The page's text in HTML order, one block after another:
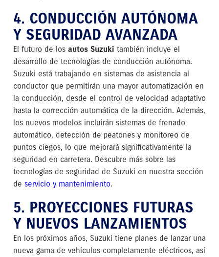
4. CONDUCCIÓN AUTÓNOMA
Y SEGURIDAD AVANZADA
El futuro de los autos Suzuki también incluye el
desarrollo de tecnologías de conducción autónoma.
Suzuki está trabajando en sistemas de asistencia al
conductor que permitirán una mayor automatización en
la conducción, desde el control de velocidad adaptativo
hasta la corrección automática de la dirección. Además,
los nuevos modelos incluirán sistemas de frenado
automático, detección de peatones y monitoreo de
puntos ciegos, lo que mejorará significativamente la
seguridad en carretera. Descubre más sobre las
tecnologías de seguridad de Suzuki en nuestra sección
de servicio y mantenimiento.
5. PROYECCIONES FUTURAS
Y NUEVOS LANZAMIENTOS
En los próximos años, Suzuki tiene planes de lanzar una
nueva gama de vehículos completamente eléctricos, así